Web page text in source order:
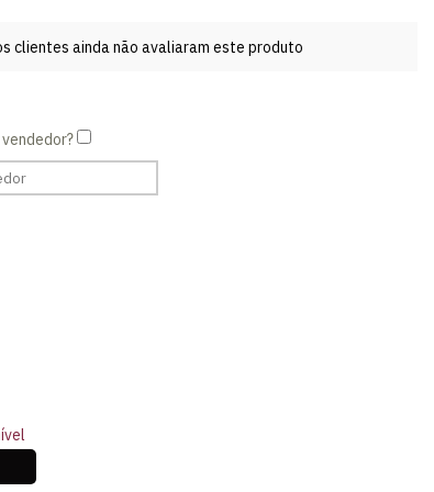
clientes ainda não avaliaram este produto